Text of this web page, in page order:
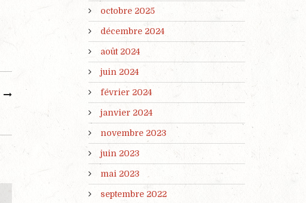
octobre 2025
décembre 2024
août 2024
juin 2024
février 2024
janvier 2024
novembre 2023
juin 2023
mai 2023
septembre 2022